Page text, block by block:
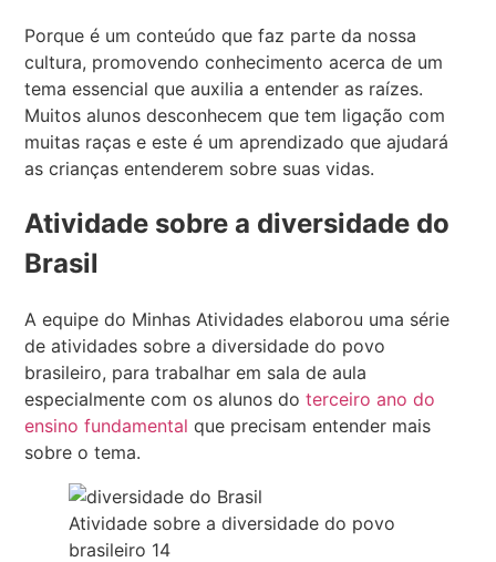
Porque é um conteúdo que faz parte da nossa
cultura, promovendo conhecimento acerca de um
tema essencial que auxilia a entender as raízes.
Muitos alunos desconhecem que tem ligação com
muitas raças e este é um aprendizado que ajudará
as crianças entenderem sobre suas vidas.
Atividade sobre a diversidade do
Brasil
A equipe do Minhas Atividades elaborou uma série
de atividades sobre a diversidade do povo
brasileiro, para trabalhar em sala de aula
especialmente com os alunos doterceiro ano do
ensino fundamental que precisam entender mais
sobre o tema.
Atividade sobre a diversidade do povo
brasileiro 14